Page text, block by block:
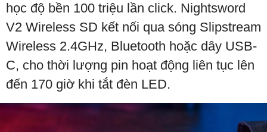
học độ bền 100 triệu lần click. Nightsword
V2 Wireless SD kết nối qua sóng Slipstream
Wireless 2.4GHz, Bluetooth hoặc dây USB-
C, cho thời lượng pin hoạt động liên tục lên
đến 170 giờ khi tắt đèn LED.